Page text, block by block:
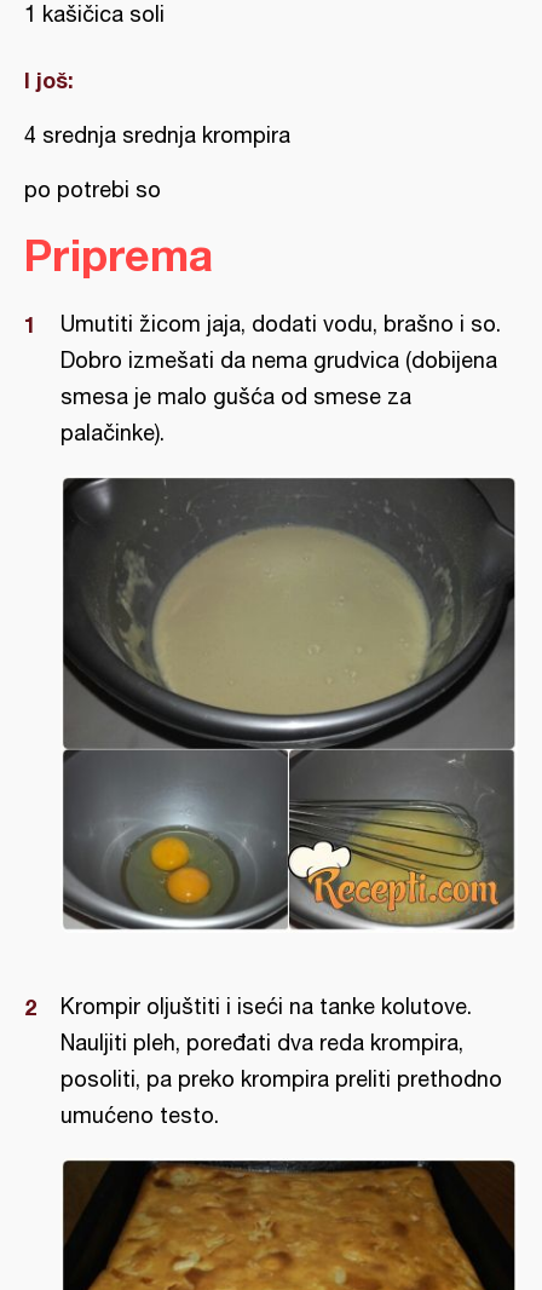
1 kašičica soli
I još:
4 srednja srednja krompira
po potrebi so
Priprema
Umutiti žicom jaja, dodati vodu, brašno i so.
Dobro izmešati da nema grudvica (dobijena
smesa je malo gušća od smese za
palačinke).
Krompir oljuštiti i iseći na tanke kolutove.
Nauljiti pleh, poređati dva reda krompira,
posoliti, pa preko krompira preliti prethodno
umućeno testo.